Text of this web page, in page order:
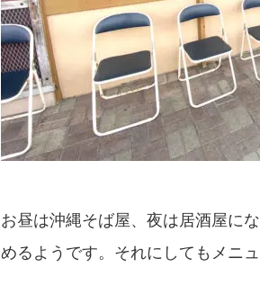
お昼は沖縄そば屋、夜は居酒屋に
めるようです。それにしてもメニ